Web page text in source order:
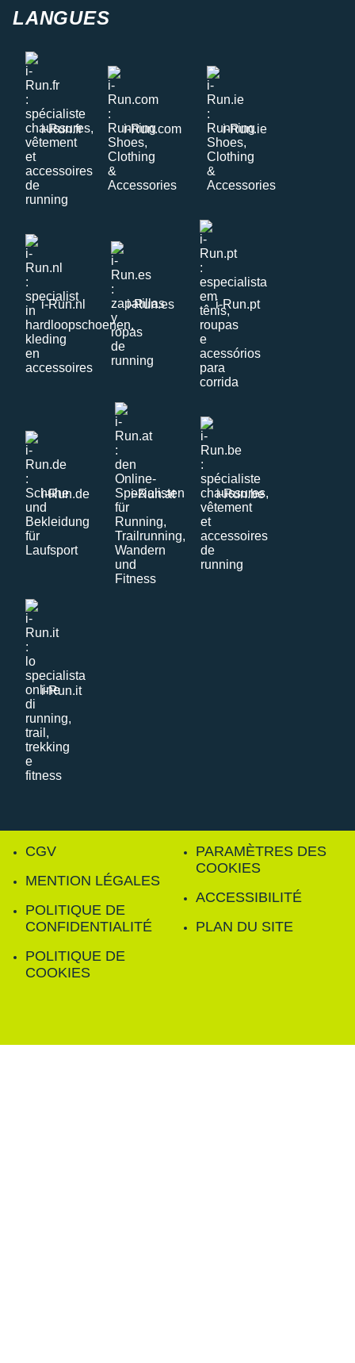
LANGUES
i-Run.fr i-Run.com i-Run.ie
i-Run.nl i-Run.es i-Run.pt
i-Run.de i-Run.at i-Run.be
i-Run.it
CGV
MENTION LÉGALES
POLITIQUE DE
CONFIDENTIALITÉ
POLITIQUE DE
COOKIES
PARAMÈTRES DES
COOKIES
ACCESSIBILITÉ
PLAN DU SITE